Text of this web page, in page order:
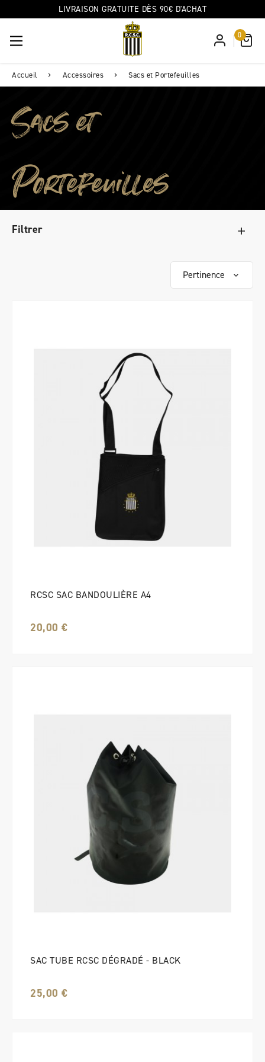
LIVRAISON GRATUITE DÈS 90€ D'ACHAT
0
Accueil Accessoires Sacs et Portefeuilles
Sacs et
Portefeuilles
Filtrer
Pertinence
RCSC SAC BANDOULIÈRE A4
20,00 €
SAC TUBE RCSC DÉGRADÉ - BLACK
25,00 €